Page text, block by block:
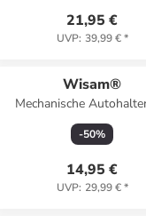
21,95 €
UVP: 39,99 €*
Wisam®
Mechanische
universal für Telefon
Cockpit/Fenster
-50%
14,95 €
UVP: 29,99 €*